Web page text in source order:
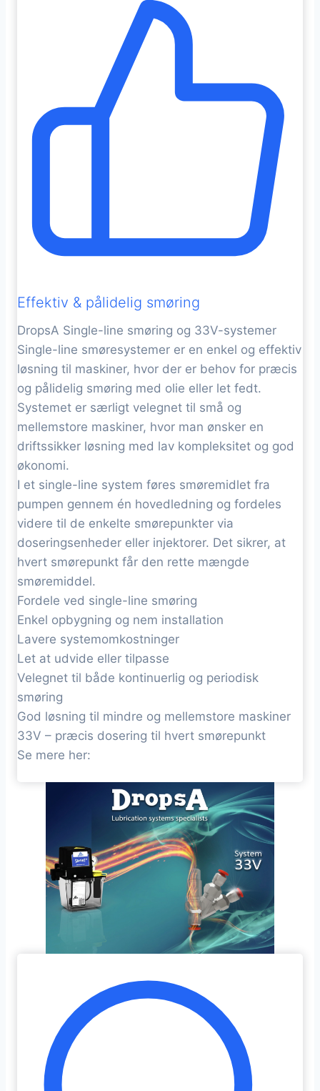
Effektiv & pålidelig smøring
DropsA Single-line smøring og 33V-systemer
Single-line smøresystemer er en enkel og effektiv
løsning til maskiner, hvor der er behov for præcis
og pålidelig smøring med olie eller let fedt.
Systemet er særligt velegnet til små og
mellemstore maskiner, hvor man ønsker en
driftssikker løsning med lav kompleksitet og god
økonomi.
I et single-line system føres smøremidlet fra
pumpen gennem én hovedledning og fordeles
videre til de enkelte smørepunkter via
doseringsenheder eller injektorer. Det sikrer, at
hvert smørepunkt får den rette mængde
smøremiddel.
Fordele ved single-line smøring
Enkel opbygning og nem installation
Lavere systemomkostninger
Let at udvide eller tilpasse
Velegnet til både kontinuerlig og periodisk
smøring
God løsning til mindre og mellemstore maskiner
33V – præcis dosering til hvert smørepunkt
Se mere her: